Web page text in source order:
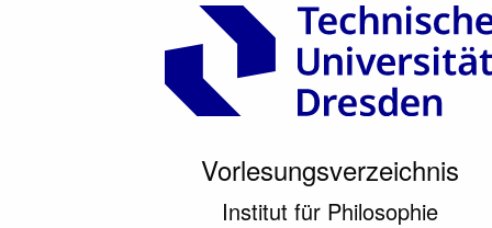
Vorlesungsverzeichnis
Institut für Philosophie